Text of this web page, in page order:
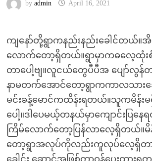
by admin April 16, 2021
ကျနော်တို့ရွာကနည်းနည်းခေါင်တယ်။အိမ်
လောက်တော့ရှိတယ်။ရွာမှာကဓလေ့ထုံး
တာပေါ့ဗျ။လူငယ်တွေပီပီအ ပျော်လွ
နာမတက်အောင်တော့ရွာကကာလသားခ
မင်းခန့်မောင်ကထိန်းရတယ်။သူကမိန်
ပေါ့။ဒါပေမယ့်တနယ်မှာကျောင်းပြ
ကြိမ်လောက်တော့ပြန်လာလေ့ရှိတယ်။မိ
တော့ရွာအလုပ်ကိုလည်းကူလုပ်လေ့ရှိတ
ခေါင်း ဆောင်အဖြစ်တာဝန်ပေးထား